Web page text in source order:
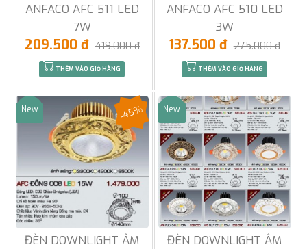
ANFACO AFC 511 LED
7W
209.500 đ 419.000 đ
THÊM VÀO GIỎ HÀNG
ANFACO AFC 510 LED
3W
137.500 đ 275.000 đ
THÊM VÀO GIỎ HÀNG
Sale
New
ĐÈN DOWNLIGHT ÂM
-45% Sale
New
ĐÈN DOWNLIGHT ÂM